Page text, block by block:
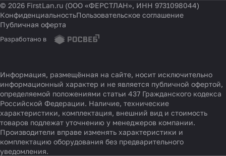
© 2026 FirstLan.ru (ООО «ФЕРСТЛАН», ИНН 9731098044)
КонфиденциальностьПользовательское соглашение
Публичная оферта
Разработано в
Информация, размещённая на сайте, носит исключительно
информационный характер и не является публичной офертой,
определяемой положениями статьи 437 Гражданского кодекса
Российской Федерации. Наличие, технические
характеристики, комплектация, внешний вид и стоимость
товаров подлежат уточнению у менеджеров компании.
Производители вправе изменять характеристики и
комплектацию оборудования без предварительного
уведомления.